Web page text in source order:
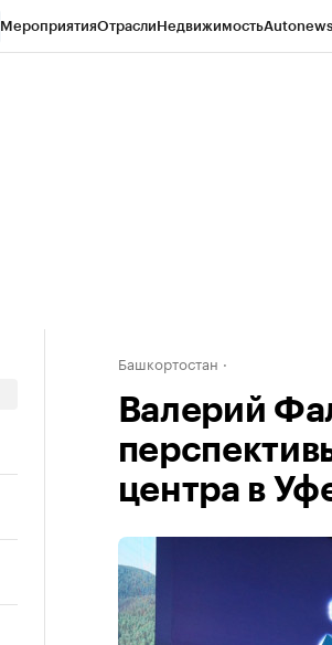
МероприятияОтраслиНедвижимостьAutonews
Башкортостан
Валерий
центра в